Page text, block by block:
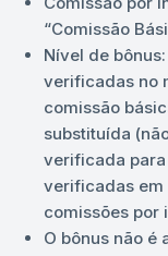
“Comissão
Nível de
verificadas no
comissão
substituída
verificada
verificadas em
comissões por
O bônus não é